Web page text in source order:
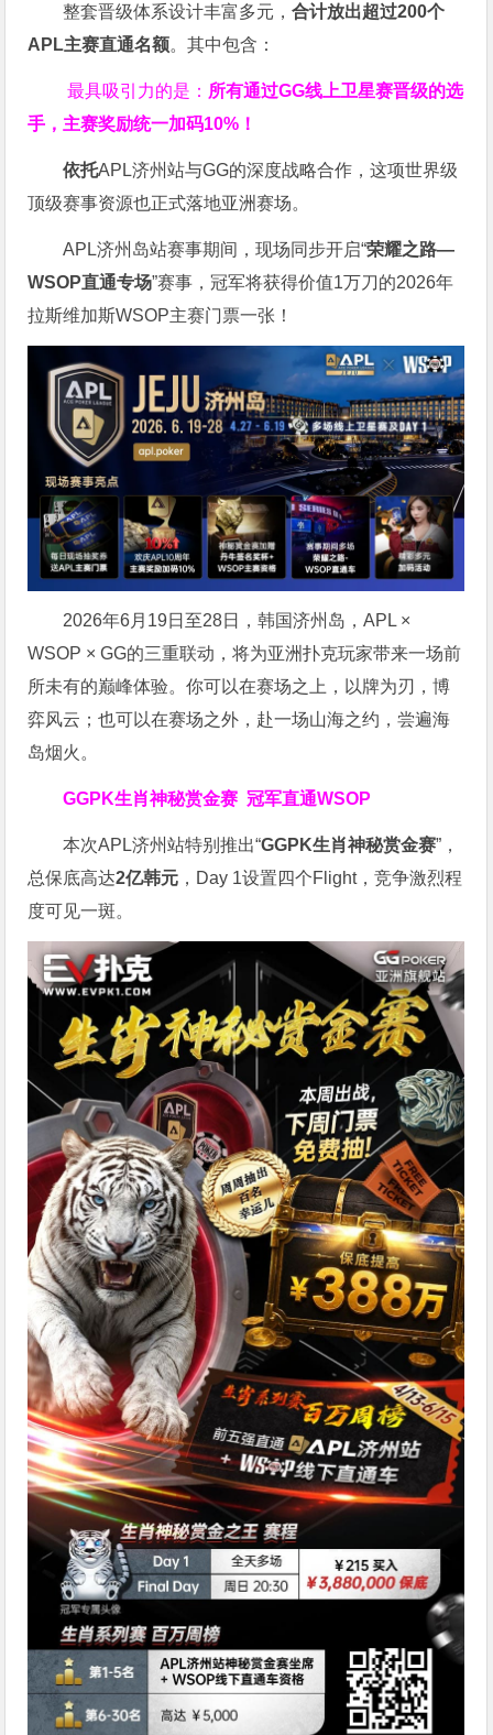
整套晋级体系设计丰富多元，合计放出超过200个
APL主赛直通名额。其中包含：
最具吸引力的是： 所有通过GG线上卫星赛晋级的选
手，主赛奖励统一加码10% ！
依托APL济州站与GG的深度战略合作，这项世界级
顶级赛事资源也正式落地亚洲赛场。
APL济州岛站赛事期间，现场同步开启“荣耀之路—
WSOP直通专场”赛事，冠军将获得价值1万刀的2026年
拉斯维加斯WSOP主赛门票一张！
2026年6月19日至28日，韩国济州岛，APL ×
WSOP × GG的三重联动，将为亚洲扑克玩家带来一场前
所未有的巅峰体验。你可以在赛场之上，以牌为刃，博
弈风云；也可以在赛场之外，赴一场山海之约，尝遍海
岛烟火。
GGPK生肖神秘赏金赛冠军直通WSOP
本次APL济州站特别推出“GGPK生肖神秘赏金赛”，
总保底高达2亿韩元 ，Day 1设置四个Flight，竞争激烈程
度可见一斑。